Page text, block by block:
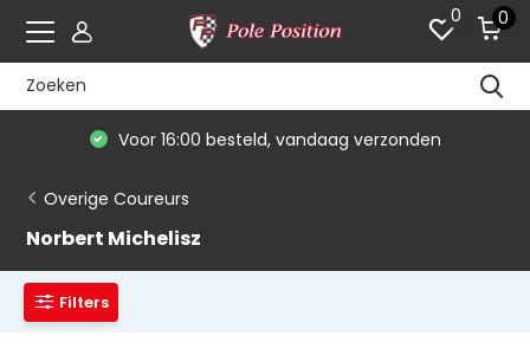
0 0
Voor 16:00 besteld, vandaag verzonden
Overige Coureurs
Norbert Michelisz
Filters